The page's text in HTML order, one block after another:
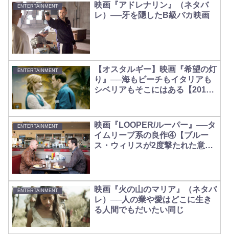
ENTERTAINMENT
映画『アドレナリン』（ネタバ
レ）──牙を隠したB級バカ映画
ENTERTAINMENT
【オスタルギー】映画『希望の灯
り』──海もビーチもイタリアも
シベリアもそこにはある【2018
ENTERTAINMENT
映画『LOOPER/ルーパー』──タ
イムリープ系の良作④【ブルー
ス・ウィリスが2度撃たれた意味
ENTERTAINMENT
映画『火の山のマリア』（ネタバ
レ）──人の業や愛はどこに生き
る人間でもだいたい同じ